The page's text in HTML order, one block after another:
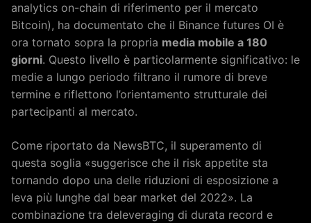
analytics on-chain di riferimento per il mercato
Bitcoin), ha documentato che il Binance futures OI è
ora tornato sopra la propria media mobile a 180
giorni. Questo livello è particolarmente significativo: le
medie a lungo periodo filtrano il rumore di breve
termine e riflettono l’orientamento strutturale dei
partecipanti al mercato.
Come riportato da NewsBTC, il superamento di
questa soglia «suggerisce che il risk appetite sta
tornando dopo una delle riduzioni di esposizione a
leva più lunghe dal bear market del 2022». La
combinazione tra deleveraging di durata record e